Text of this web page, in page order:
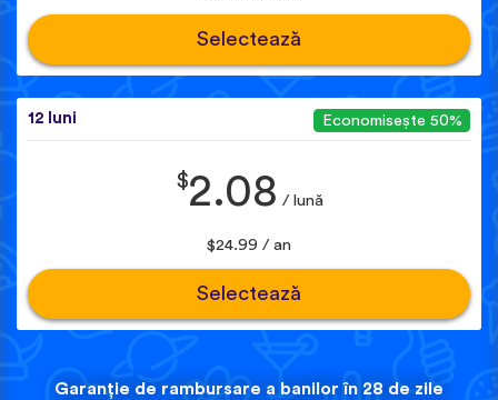
Selectează
12 luni Economisește 50%
$2.08 / lună
$24.99 / an
Selectează
Garanție de rambursare a banilor în 28 de zile